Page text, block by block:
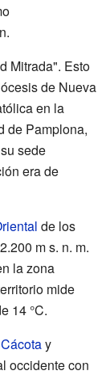
Mitrada". Esto
de Nueva
en la
de Pamplona,
sede
era de
de los
m s. n. m.
la zona
mide
14 °C.
Cácotay
occidente con